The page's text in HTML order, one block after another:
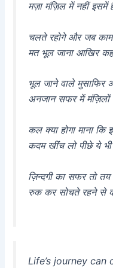
मज़ा मंज़िल में नहीं इसमें
चलते रहोगे और जब
मत भूल जाना आखिर
भूल जाने वाले मुसाफिर
अनजान सफर में मंज़िलों
कल क्या होगा माना
कदम खींच लो पीछे ये भी
ज़िन्दगी का सफर तो
रुक कर सोचते रहने से
Life’s journey